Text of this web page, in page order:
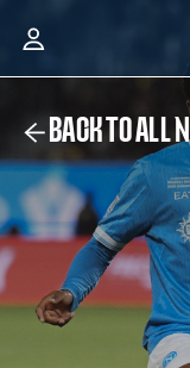
BACK TO ALL